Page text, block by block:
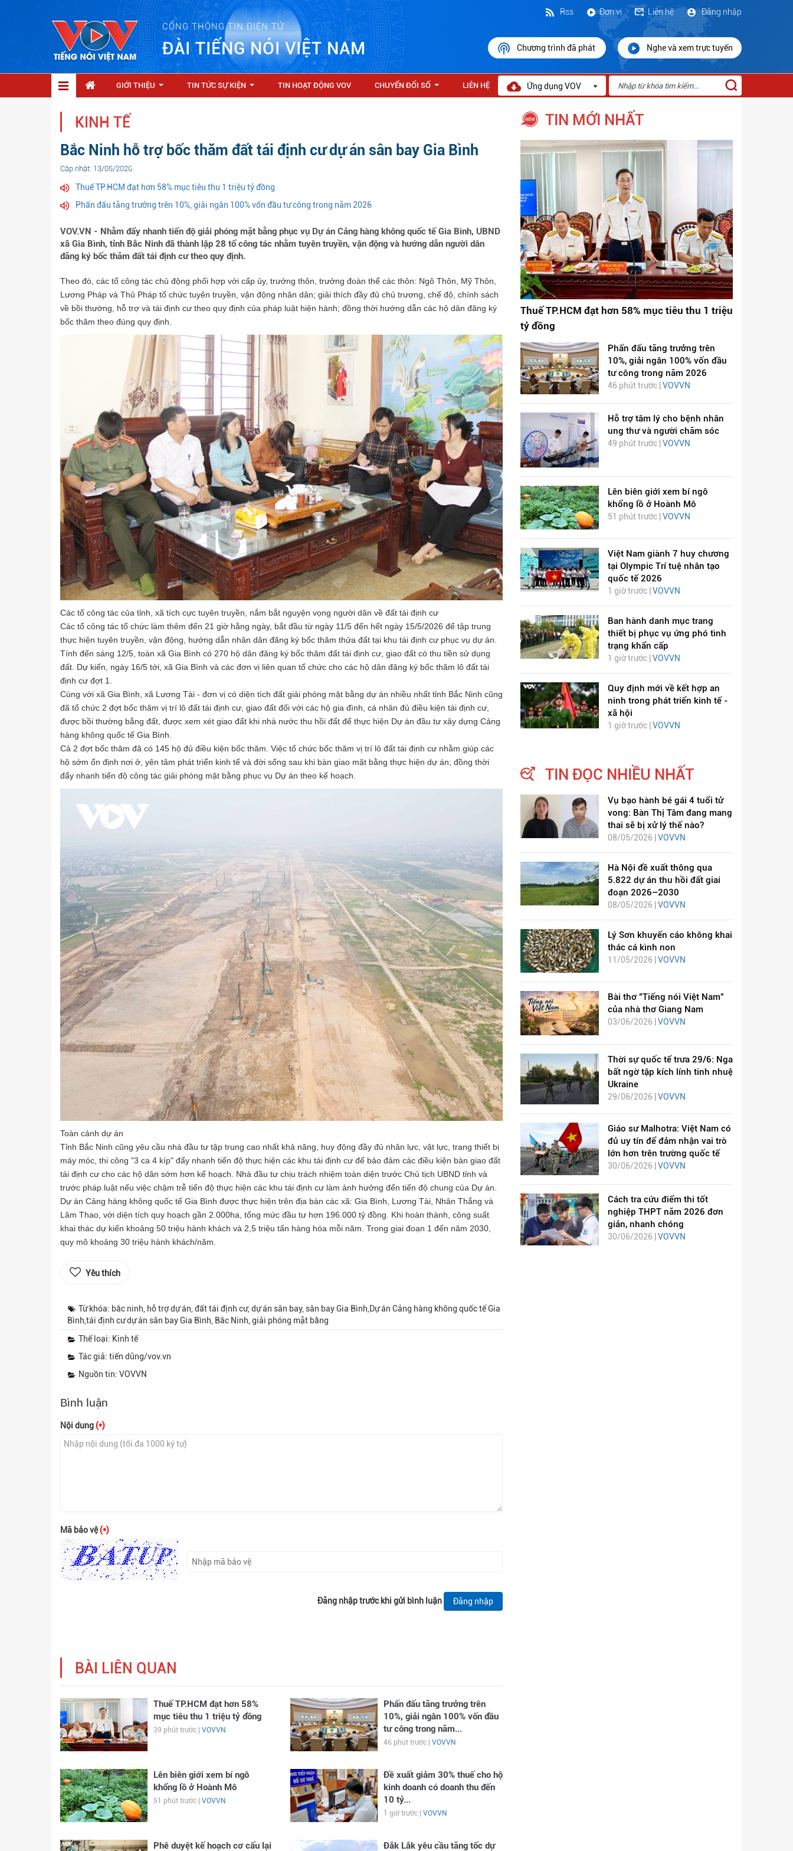
CỔNG THÔNG TIN ĐIỆN TỬ
ĐÀI TIẾNG NÓI VIỆT NAM
Đăng nhập
Liên hệ
Đơn vị
Rss
Chương trình đã phát Nghe và xem trực tuyến
GIỚI THIỆU TIN TỨC SỰ KIỆN TIN HOẠT ĐỘNG VOV CHUYỂN ĐỔI SỐ LIÊN HỆ Ứng dụng VOV
KINH TẾ
Bắc Ninh hỗ trợ bốc thăm đất tái định cư dự án sân bay Gia Bình
Cập nhật: 13/05/2026
Thuế TP.HCM đạt hơn 58% mục tiêu thu 1 triệu tỷ đồng
Phấn đấu tăng trưởng trên 10%, giải ngân 100% vốn đầu tư công trong năm 2026
VOV.VN - Nhằm đẩy nhanh tiến độ giải phóng mặt bằng phục vụ Dự án Cảng hàng không quốc tế Gia Bình, UBND
xã Gia Bình, tỉnh Bắc Ninh đã thành lập 28 tổ công tác nhằm tuyên truyền, vận động và hướng dẫn người dân
đăng ký bốc thăm đất tái định cư theo quy định.
Theo đó, các tổ công tác chủ động phối hợp với cấp ủy, trưởng thôn, trưởng đoàn thể các thôn: Ngô Thôn, Mỹ Thôn,
Lương Pháp và Thủ Pháp tổ chức tuyên truyền, vận động nhân dân; giải thích đầy đủ chủ trương, chế độ, chính sách
về bồi thường, hỗ trợ và tái định cư theo quy định của pháp luật hiện hành; đồng thời hướng dẫn các hộ dân đăng ký
bốc thăm theo đúng quy định.
Các tổ công tác của tỉnh, xã tích cực tuyên truyền, nắm bắt nguyện vọng người dân về đất tái định cư
Các tổ công tác tổ chức làm thêm đến 21 giờ hằng ngày, bắt đầu từ ngày 11/5 đến hết ngày 15/5/2026 để tập trung
thực hiện tuyên truyền, vận động, hướng dẫn nhân dân đăng ký bốc thăm thửa đất tại khu tái định cư phục vụ dự án.
Tính đến sáng 12/5, toàn xã Gia Bình có 270 hộ dân đăng ký bốc thăm đất tái định cư, giao đất có thu tiền sử dụng
đất. Dự kiến, ngày 16/5 tới, xã Gia Bình và các đơn vị liên quan tổ chức cho các hộ dân đăng ký bốc thăm lô đất tái
định cư đợt 1.
Cùng với xã Gia Bình, xã Lương Tài - đơn vị có diện tích đất giải phóng mặt bằng dự án nhiều nhất tỉnh Bắc Ninh cũng
đã tổ chức 2 đợt bốc thăm vị trí lô đất tái định cư, giao đất đối với các hộ gia đình, cá nhân đủ điều kiện tái định cư,
được bồi thường bằng đất, được xem xét giao đất khi nhà nước thu hồi đất để thực hiện Dự án đầu tư xây dựng Cảng
hàng không quốc tế Gia Bình.
Cả 2 đợt bốc thăm đã có 145 hộ đủ điều kiện bốc thăm. Việc tổ chức bốc thăm vị trí lô đất tái định cư nhằm giúp các
hộ sớm ổn định nơi ở, yên tâm phát triển kinh tế và đời sống sau khi bàn giao mặt bằng thực hiện dự án; đồng thời
đẩy nhanh tiến độ công tác giải phóng mặt bằng phục vụ Dự án theo kế hoạch.
Toàn cảnh dự án
Tỉnh Bắc Ninh cũng yêu cầu nhà đầu tư tập trung cao nhất khả năng, huy động đầy đủ nhân lực, vật lực, trang thiết bị
máy móc, thi công "3 ca 4 kíp" đẩy nhanh tiến độ thực hiện các khu tái định cư để bảo đảm các điều kiện bàn giao đất
tái định cư cho các hộ dân sớm hơn kế hoạch. Nhà đầu tư chịu trách nhiệm toàn diện trước Chủ tịch UBND tỉnh và
trước pháp luật nếu việc chậm trễ tiến độ thực hiện các khu tái định cư làm ảnh hưởng đến tiến độ chung của Dự án.
Dự án Cảng hàng không quốc tế Gia Bình được thực hiện trên địa bàn các xã: Gia Bình, Lương Tài, Nhân Thắng và
Lâm Thao, với diện tích quy hoạch gần 2.000ha, tổng mức đầu tư hơn 196.000 tỷ đồng. Khi hoàn thành, công suất
khai thác dự kiến khoảng 50 triệu hành khách và 2,5 triệu tấn hàng hóa mỗi năm. Trong giai đoạn 1 đến năm 2030,
quy mô khoảng 30 triệu hành khách/năm.
Yêu thích
Từ khóa: bắc ninh, hỗ trợ dự án, đất tái định cư, dự án sân bay, sân bay Gia Bình,Dự án Cảng hàng không quốc tế Gia
Bình,tái định cư dự án sân bay Gia Bình, Bắc Ninh, giải phóng mặt bằng
Thể loại: Kinh tế
Tác giả: tiến dũng/vov.vn
Nguồn tin: VOVVN
Bình luận
Nội dung (*)
Mã bảo vệ(*)
Đăng nhập trước khi gửi bình luận Đăng nhập
BÀI LIÊN QUAN
Thuế TP.HCM đạt hơn 58%
mục tiêu thu 1 triệu tỷ đồng
39 phút trước | VOVVN
Phấn đấu tăng trưởng trên
10%, giải ngân 100% vốn đầu
tư công trong năm...
46 phút trước | VOVVN
Lên biên giới xem bí ngô
khổng lồ ở Hoành Mô
51 phút trước | VOVVN
Đề xuất giảm 30% thuế cho hộ
kinh doanh có doanh thu đến
10 tỷ...
1 giờ trước | VOVVN
Phê duyệt kế hoạch cơ cấu lại Đắk Lắk yêu cầu tăng tốc dự
TIN MỚI NHẤT
Thuế TP.HCM đạt hơn 58% mục tiêu thu 1 triệu
tỷ đồng
Phấn đấu tăng trưởng trên
10%, giải ngân 100% vốn đầu
tư công trong năm 2026
46 phút trước | VOVVN
Hỗ trợ tâm lý cho bệnh nhân
ung thư và người chăm sóc
49 phút trước | VOVVN
Lên biên giới xem bí ngô
khổng lồ ở Hoành Mô
51 phút trước | VOVVN
Việt Nam giành 7 huy chương
tại Olympic Trí tuệ nhân tạo
quốc tế 2026
1 giờ trước | VOVVN
Ban hành danh mục trang
thiết bị phục vụ ứng phó tình
trạng khẩn cấp
1 giờ trước | VOVVN
Quy định mới về kết hợp an
ninh trong phát triển kinh tế -
xã hội
1 giờ trước | VOVVN
TIN ĐỌC NHIỀU NHẤT
Vụ bạo hành bé gái 4 tuổi tử
vong: Bàn Thị Tâm đang mang
thai sẽ bị xử lý thế nào?
08/05/2026 | VOVVN
Hà Nội đề xuất thông qua
5.822 dự án thu hồi đất giai
đoạn 2026–2030
08/05/2026 | VOVVN
Lý Sơn khuyến cáo không khai
thác cá kình non
11/05/2026 | VOVVN
Bài thơ "Tiếng nói Việt Nam"
của nhà thơ Giang Nam
03/06/2026 | VOVVN
Thời sự quốc tế trưa 29/6: Nga
bất ngờ tập kích lính tinh nhuệ
Ukraine
29/06/2026 | VOVVN
Giáo sư Malhotra: Việt Nam có
đủ uy tín để đảm nhận vai trò
lớn hơn trên trường quốc tế
30/06/2026 | VOVVN
Cách tra cứu điểm thi tốt
nghiệp THPT năm 2026 đơn
giản, nhanh chóng
30/06/2026 |VOVVN